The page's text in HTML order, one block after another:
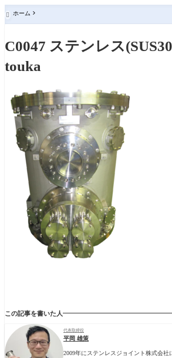
 ホーム
C0047 ステンレス
touka
この記事を書いた人
代表取締役
平岡 雄策
2009年にステンレスジョイント株式会